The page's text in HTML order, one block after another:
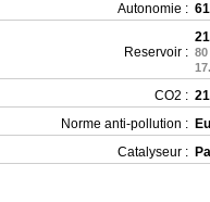
Autonomie :
Reservoir :
CO2 :
Norme anti-pollution :
Catalyseur :